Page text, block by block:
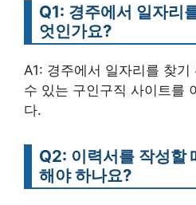
Q1: 경주에서 일자리
엇인가요?
A1: 경주에서 일자리를 찾
수 있는 구인구직 사이트를
다.
Q2: 이력서를 작성할
해야 하나요?